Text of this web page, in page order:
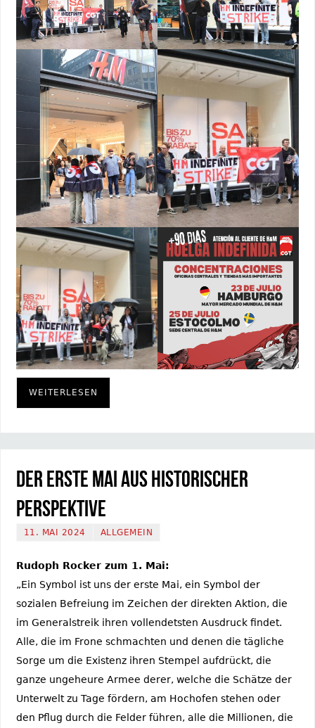
WEITERLESEN
Der erste Mai aus historischer
Perspektive
11. MAI 2024 ALLGEMEIN
Rudoph Rocker zum 1. Mai:
„Ein Symbol ist uns der erste Mai, ein Symbol der
sozialen Befreiung im Zeichen der direkten Aktion, die
im Generalstreik ihren vollendetsten Ausdruck findet.
Alle, die im Frone schmachten und denen die tägliche
Sorge um die Existenz ihren Stempel aufdrückt, die
ganze ungeheure Armee derer, welche die Schätze der
Unterwelt zu Tage fördern, am Hochofen stehen oder
den Pflug durch die Felder führen, alle die Millionen, die